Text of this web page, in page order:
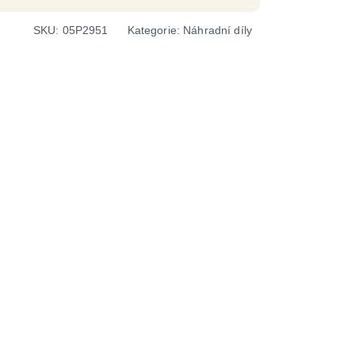
SKU: 05P2951 Kategorie: Náhradní díly